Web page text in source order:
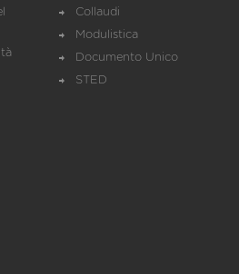
Collaudi
Modulistica
Documento Unico
STED